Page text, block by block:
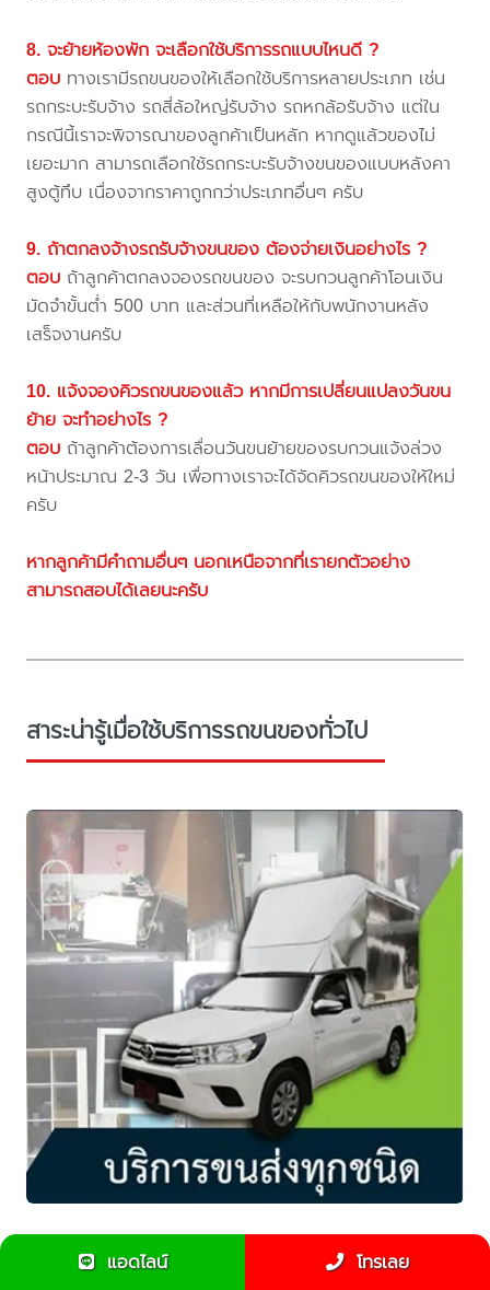
8. จะย้ายห้องพัก จะเลือกใช้บริการรถแบบไหนดี ?
ตอบ ทางเรามีรถขนของให้เลือกใช้บริการหลายประเภท เช่น
รถกระบะรับจ้าง รถสี่ล้อใหญ่รับจ้าง รถหกล้อรับจ้าง แต่ใน
กรณีนี้เราจะพิจารณาของลูกค้าเป็นหลัก หากดูแล้วของไม่
เยอะมาก สามารถเลือกใช้รถกระบะรับจ้างขนของแบบหลังคา
สูงตู้ทึบ เนื่องจากราคาถูกกว่าประเภทอื่นๆ ครับ
9. ถ้าตกลงจ้างรถรับจ้างขนของ ต้องจ่ายเงินอย่างไร ?
ตอบ ถ้าลูกค้าตกลงจองรถขนของ จะรบกวนลูกค้าโอนเงิน
มัดจำขั้นต่ำ 500 บาท และส่วนที่เหลือให้กับพนักงานหลัง
เสร็จงานครับ
10. แจ้งจองคิวรถขนของแล้ว หากมีการเปลี่ยนแปลงวันขน
ย้าย จะทำอย่างไร ?
ตอบ ถ้าลูกค้าต้องการเลื่อนวันขนย้ายของรบกวนแจ้งล่วง
หน้าประมาณ 2-3 วัน เพื่อทางเราจะได้จัดคิวรถขนของให้ใหม่
ครับ
หากลูกค้ามีคำถามอื่นๆ นอกเหนือจากที่เรายกตัวอย่าง
สามารถสอบได้เลยนะครับ
สาระน่ารู้เมื่อใช้บริการรถขนของทั่วไป
กว่า??? แอดไลน์ โทรเลย